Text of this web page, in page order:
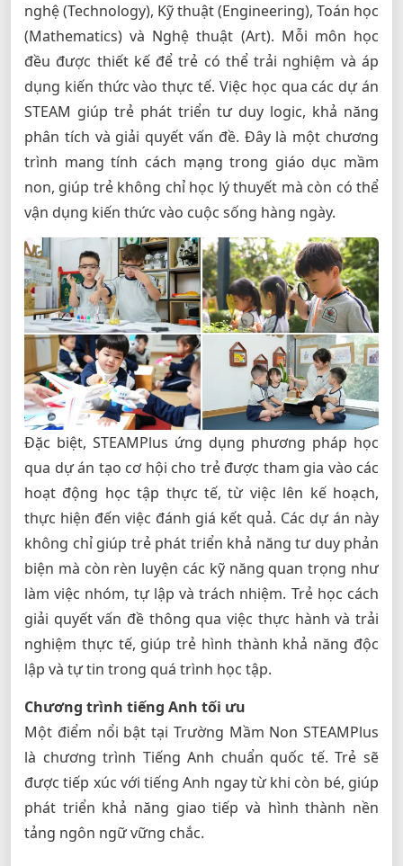
nghệ (Technology), Kỹ thuật (Engineering), Toán học
(Mathematics) và Nghệ thuật (Art). Mỗi môn học
đều được thiết kế để trẻ có thể trải nghiệm và áp
dụng kiến thức vào thực tế. Việc học qua các dự án
STEAM giúp trẻ phát triển tư duy logic, khả năng
phân tích và giải quyết vấn đề. Đây là một chương
trình mang tính cách mạng trong giáo dục mầm
non, giúp trẻ không chỉ học lý thuyết mà còn có thể
vận dụng kiến thức vào cuộc sống hàng ngày.
Đặc biệt, STEAMPlus ứng dụng phương pháp học
qua dự án tạo cơ hội cho trẻ được tham gia vào các
hoạt động học tập thực tế, từ việc lên kế hoạch,
thực hiện đến việc đánh giá kết quả. Các dự án này
không chỉ giúp trẻ phát triển khả năng tư duy phản
biện mà còn rèn luyện các kỹ năng quan trọng như
làm việc nhóm, tự lập và trách nhiệm. Trẻ học cách
giải quyết vấn đề thông qua việc thực hành và trải
nghiệm thực tế, giúp trẻ hình thành khả năng độc
lập và tự tin trong quá trình học tập.
Chương trình tiếng Anh tối ưu
Một điểm nổi bật tại Trường Mầm Non STEAMPlus
là chương trình Tiếng Anh chuẩn quốc tế. Trẻ sẽ
được tiếp xúc với tiếng Anh ngay từ khi còn bé, giúp
phát triển khả năng giao tiếp và hình thành nền
tảng ngôn ngữ vững chắc.